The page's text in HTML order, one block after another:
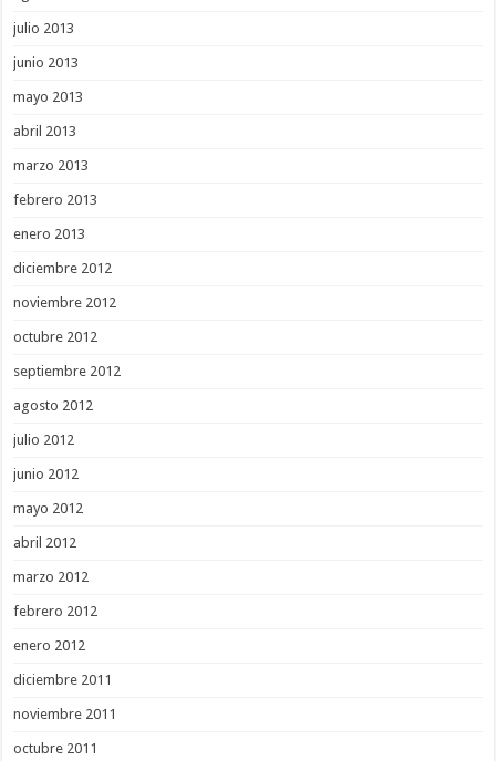
julio 2013
junio 2013
mayo 2013
abril 2013
marzo 2013
febrero 2013
enero 2013
diciembre 2012
noviembre 2012
octubre 2012
septiembre 2012
agosto 2012
julio 2012
junio 2012
mayo 2012
abril 2012
marzo 2012
febrero 2012
enero 2012
diciembre 2011
noviembre 2011
octubre 2011